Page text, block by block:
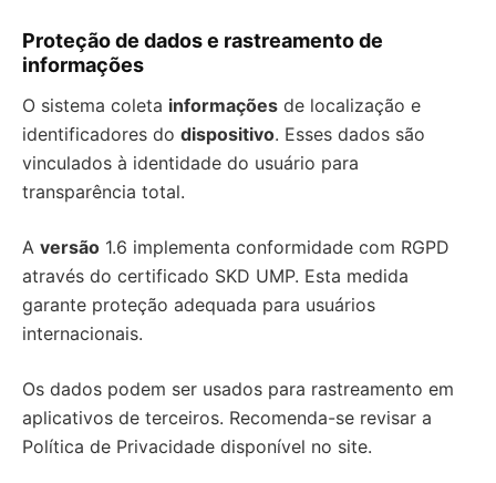
Proteção de dados e rastreamento de
informações
O sistema coleta informações de localização e
identificadores do dispositivo. Esses dados são
vinculados à identidade do usuário para
transparência total.
A versão 1.6 implementa conformidade com RGPD
através do certificado SKD UMP. Esta medida
garante proteção adequada para usuários
internacionais.
Os dados podem ser usados para rastreamento em
aplicativos de terceiros. Recomenda-se revisar a
Política de Privacidade disponível no site.